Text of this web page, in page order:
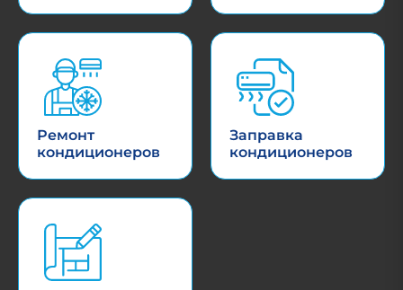
Ремонт
кондиционеров
Заправка
кондиционеров